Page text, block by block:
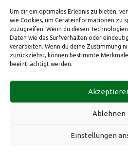
Um dir ein optimales Erlebnis zu bieten,
wie Cookies, um Geräteinformationen zu
zuzugreifen. Wenn du diesen
Daten wie das Surfverhalten oder
verarbeiten. Wenn du deine Zustimmung
zurückziehst, können bestimmte
beeinträchtigt werden.
Ablehnen
Einstellungen
12 Schießen Pistole
DEZ.
10
18:00-23:00
Schießen Pistole
Kalender anzeigen
40883 Ratingen
Tel.: +49 173
eMail: info@hbsv-
Web:hbsv-
Datennutzungsbestimmungenund